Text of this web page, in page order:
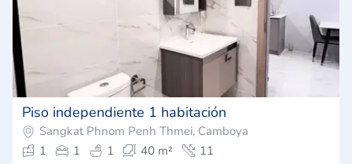
Piso independiente 1 habitación
Sangkat Phnom Penh Thmei, Camboya
1
1 1 40 m²
11